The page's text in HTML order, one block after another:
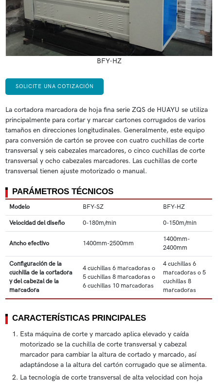
BFY-HZ
SOLICITE UNA COTIZACIÓN
La cortadora marcadora de hoja fina serie ZQS de HUAYU se utiliza
principalmente para cortar y marcar cartones corrugados de varios
tamaños en direcciones longitudinales. Generalmente, este equipo
para conversión de cartón se provee con cuatro cuchillas de corte
transversal y seis cabezales marcadores, o cinco cuchillas de corte
transversal y ocho cabezales marcadores. Las cuchillas de corte
transversal tienen ajuste motorizado o manual.
PARÁMETROS TÉCNICOS
Modelo BFY-SZ BFY-HZ
Velocidad del diseño 0-180m/min 0-150m/min
Ancho efectivo 1400mm-2500mm
1400mm-
2400mm
Configuración de la
cuchilla de la cortadora
y del cabezal de la
marcadora
4 cuchillas 6 marcadoras o
5 cuchillas 8 marcadoras o
6 cuchillas 10 marcadoras
4 cuchillas 6
marcadoras o 5
cuchillas 8
marcadoras
CARACTERÍSTICAS PRINCIPALES
Esta máquina de corte y marcado aplica elevado y caída
motorizado se la cuchilla de corte transversal y cabezal
marcador para cambiar la altura de cortado y marcado, así
adaptándose a la altura del cartón corrugado que se alimenta.
La tecnología de corte transversal de alta velocidad con hoja